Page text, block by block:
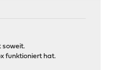
soweit.
funktioniert hat.